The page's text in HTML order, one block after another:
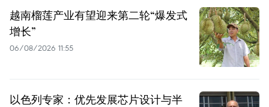
越南榴莲产业有望迎来第二轮“爆发式
增长”
06/08/2026 11:55
以色列专家：优先发展芯片设计与半